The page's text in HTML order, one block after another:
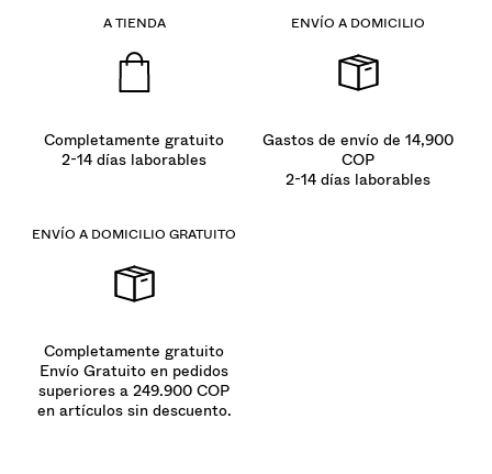
A TIENDA
Completamente gratuito
2-14 días laborables
ENVÍO A DOMICILIO
Gastos de envío de 14,900
COP
2-14 días laborables
ENVÍO A DOMICILIO GRATUITO
Completamente gratuito
Envío Gratuito en pedidos
superiores a 249.900 COP
en artículos sin descuento.